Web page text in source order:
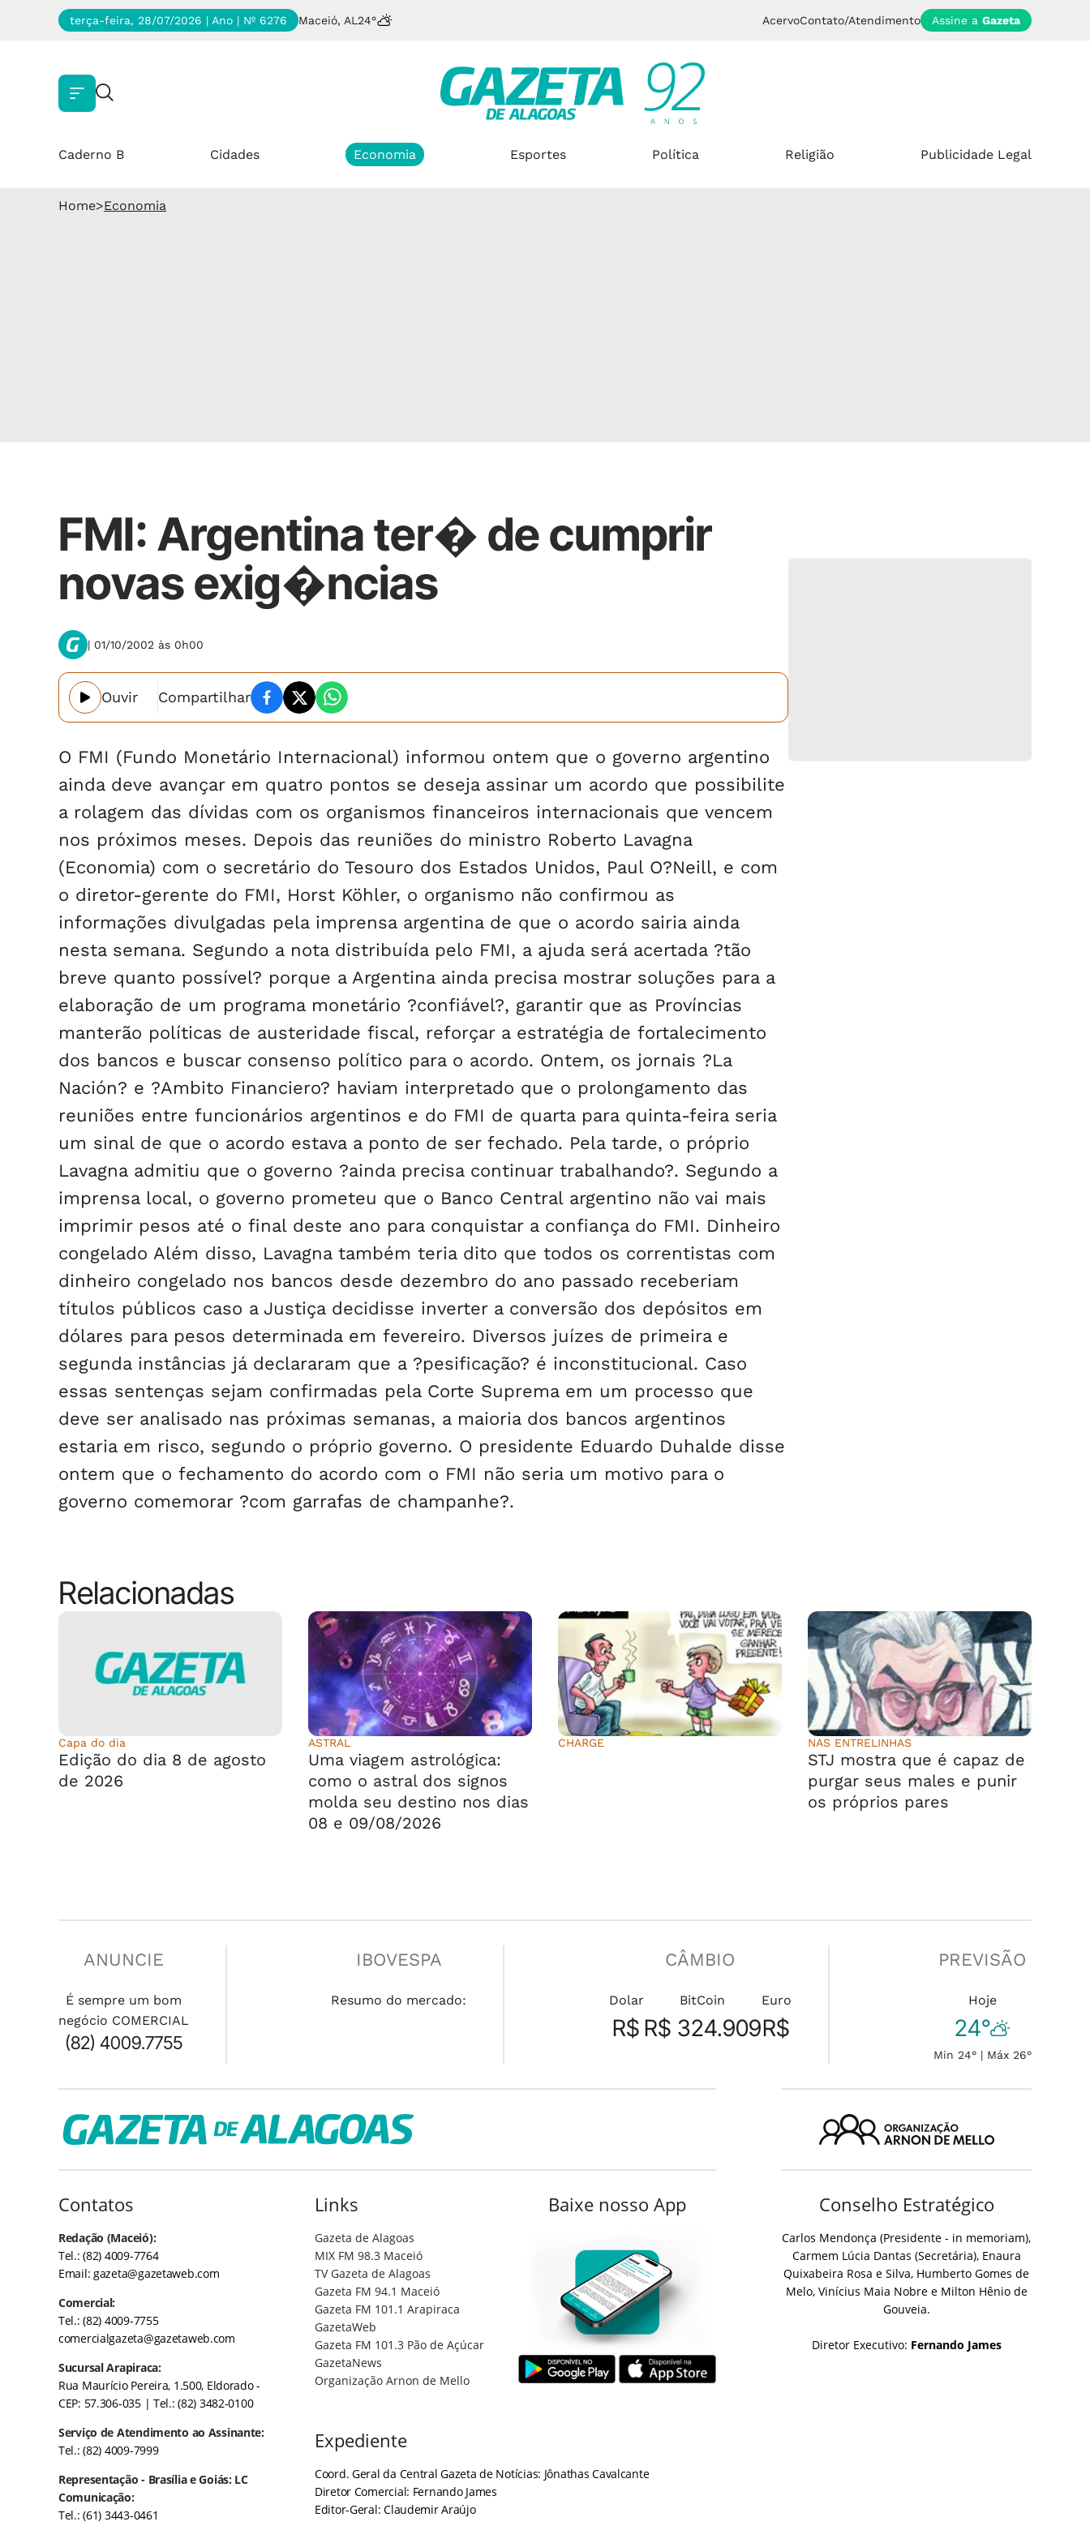
terça-feira, 28/07/2026 | Ano | Nº 6276 Maceió, AL 24° AcervoContato/Atendimento Assine a Gazeta
Caderno B Cidades Economia Esportes Política Religião Publicidade Legal
Home>Economia
FMI: Argentina ter� de cumprir
novas exig�ncias
| 01/10/2002 às 0h00
Ouvir Compartilhar
O FMI (Fundo Monetário Internacional) informou ontem que o governo argentino
ainda deve avançar em quatro pontos se deseja assinar um acordo que possibilite
a rolagem das dívidas com os organismos financeiros internacionais que vencem
nos próximos meses. Depois das reuniões do ministro Roberto Lavagna
(Economia) com o secretário do Tesouro dos Estados Unidos, Paul O?Neill, e com
o diretor-gerente do FMI, Horst Köhler, o organismo não confirmou as
informações divulgadas pela imprensa argentina de que o acordo sairia ainda
nesta semana. Segundo a nota distribuída pelo FMI, a ajuda será acertada ?tão
breve quanto possível? porque a Argentina ainda precisa mostrar soluções para a
elaboração de um programa monetário ?confiável?, garantir que as Províncias
manterão políticas de austeridade fiscal, reforçar a estratégia de fortalecimento
dos bancos e buscar consenso político para o acordo. Ontem, os jornais ?La
Nación? e ?Ambito Financiero? haviam interpretado que o prolongamento das
reuniões entre funcionários argentinos e do FMI de quarta para quinta-feira seria
um sinal de que o acordo estava a ponto de ser fechado. Pela tarde, o próprio
Lavagna admitiu que o governo ?ainda precisa continuar trabalhando?. Segundo a
imprensa local, o governo prometeu que o Banco Central argentino não vai mais
imprimir pesos até o final deste ano para conquistar a confiança do FMI. Dinheiro
congelado Além disso, Lavagna também teria dito que todos os correntistas com
dinheiro congelado nos bancos desde dezembro do ano passado receberiam
títulos públicos caso a Justiça decidisse inverter a conversão dos depósitos em
dólares para pesos determinada em fevereiro. Diversos juízes de primeira e
segunda instâncias já declararam que a ?pesificação? é inconstitucional. Caso
essas sentenças sejam confirmadas pela Corte Suprema em um processo que
deve ser analisado nas próximas semanas, a maioria dos bancos argentinos
estaria em risco, segundo o próprio governo. O presidente Eduardo Duhalde disse
ontem que o fechamento do acordo com o FMI não seria um motivo para o
governo comemorar ?com garrafas de champanhe?.
Relacionadas
Capa do dia
Edição do dia 8 de agosto
de 2026
ASTRAL
Uma viagem astrológica:
como o astral dos signos
molda seu destino nos dias
08 e 09/08/2026
CHARGE NAS ENTRELINHAS
STJ mostra que é capaz de
purgar seus males e punir
os próprios pares
ANUNCIE
É sempre um bom
negócio COMERCIAL
(82) 4009.7755
IBOVESPA
Resumo do mercado:
CÂMBIO
Dolar
R$
BitCoin
R$ 324.909
Euro
R$
PREVISÃO
Hoje
24°
Min 24° | Máx 26°
Contatos
Redação (Maceió):
Tel.: (82) 4009-7764
Email:gazeta@gazetaweb.com
Comercial:
Tel.: (82) 4009-7755
comercialgazeta@gazetaweb.com
Sucursal Arapiraca:
Rua Maurício Pereira, 1.500, Eldorado -
CEP: 57.306-035 | Tel.: (82) 3482-0100
Serviço de Atendimento ao Assinante:
Tel.: (82) 4009-7999
Representação - Brasília e Goiás: LC
Comunicação:
Tel.: (61) 3443-0461
Links
Gazeta de Alagoas
MIX FM 98.3 Maceió
TV Gazeta de Alagoas
Gazeta FM 94.1 Maceió
Gazeta FM 101.1 Arapiraca
GazetaWeb
Gazeta FM 101.3 Pão de Açúcar
GazetaNews
Organização Arnon de Mello
Expediente
Coord. Geral da Central Gazeta de Notícias: Jônathas Cavalcante
Diretor Comercial: Fernando James
Editor-Geral: Claudemir Araújo
Baixe nosso App Conselho Estratégico
Carlos Mendonça (Presidente - in memoriam),
Carmem Lúcia Dantas (Secretária), Enaura
Quixabeira Rosa e Silva, Humberto Gomes de
Melo, Vinícius Maia Nobre e Milton Hênio de
Gouveia.
Diretor Executivo: Fernando James